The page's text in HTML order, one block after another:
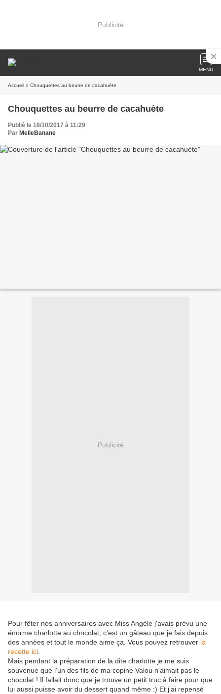
Publicité
MENU
Accueil » Chouquettes au beurre de cacahuète
Chouquettes au beurre de cacahuète
Publié le 18/10/2017 à 11:29
Par MelleBanane
Publicité
Pour fêter nos anniversaires avec Miss Angèle j'avais prévu une
énorme charlotte au chocolat, c'est un gâteau que je fais depuis
des années et tout le monde aime ça. Vous pouvez retrouver la
recette ici
Mais pendant la préparation de la dite charlotte je me suis
souvenue que l'un des fils de ma copine Valou n'aimait pas le
chocolat ! Il fallait donc que je trouve un petit truc à faire pour que
lui aussi puisse avoir du dessert quand même :) Et j'ai repensé